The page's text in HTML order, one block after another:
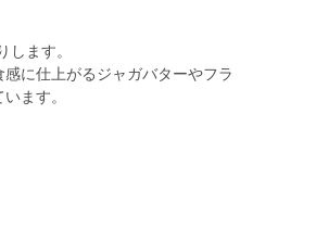
ます。
に仕上がるジャガバターやフラ
ます。